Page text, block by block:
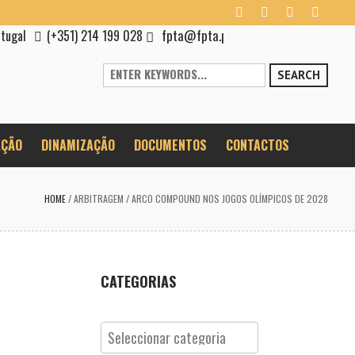
(+351) 214 199 028 fpta@fpta.pt
SEARCH
DINAMIZAÇÃO DOCUMENTOS CONTACTOS
HOME /ARBITRAGEM /ARCO COMPOUND NOS JOGOS OLÍMPICOS DE 2028
CATEGORIAS
Categorias